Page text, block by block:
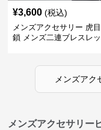
¥3,600 (税込)
メンズアクセサリー 虎
鎖 メンズ二連ブレスレッ
メンズアク
メンズアクセサリー